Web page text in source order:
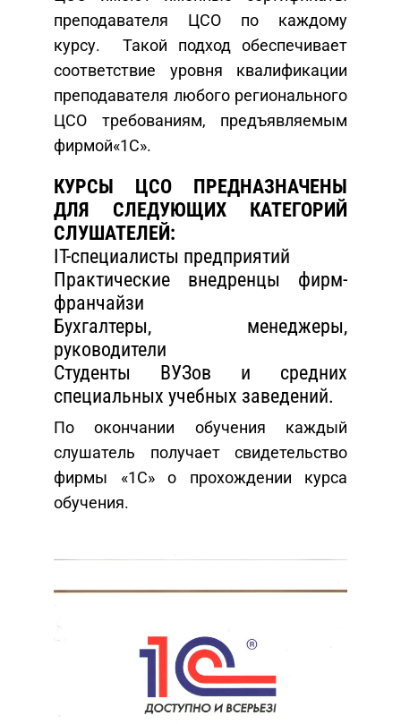
преподавателя ЦСО по каждому
курсу. Такой подход обеспечивает
соответствие уровня квалификации
преподавателя любого регионального
ЦСО требованиям, предъявляемым
фирмой«1С».
КУРСЫ ЦСО ПРЕДНАЗНАЧЕНЫ
ДЛЯ СЛЕДУЮЩИХ КАТЕГОРИЙ
СЛУШАТЕЛЕЙ:
IT-специалисты предприятий
Практические внедренцы фирм-
франчайзи
Бухгалтеры, менеджеры,
руководители
Студенты ВУЗов и средних
специальных учебных заведений.
По окончании обучения каждый
слушатель получает свидетельство
фирмы «1С» о прохождении курса
обучения.